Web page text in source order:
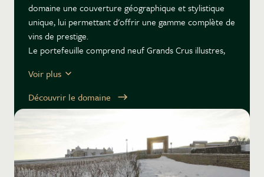
domaine une couverture géographique et stylistique
unique, lui permettant d'offrir une gamme complète de
vins de prestige.
Le portefeuille comprend neuf Grands Crus illustres,
Charmes-Chambertin pour les rouges, ainsi que
Charlemagne, Bâtard-Montrachet, Bienvenues-Bâtard-
Montrachet et Chevalier-Montrachet pour les blancs.
emblématiques, notamment le Vougeot Premier Cru Le
Clos Blanc de Vougeot, un Chardonnay historique en
Côte de Nuits.
Voir plus
Découvrir le domaine